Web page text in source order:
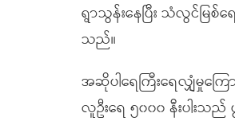
ရွာသွန်းနေပြီး သံလွင်မြစ်
သည်။
အဆိုပါရေကြီးရေလျှံမှုကြ
လူဦးရေ ၅၀၀၀ နီးပါး